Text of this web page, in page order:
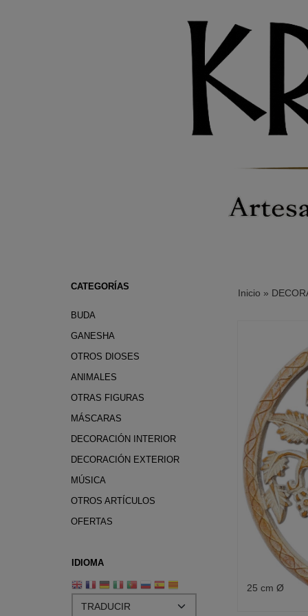
CATEGORÍAS
BUDA
GANESHA
OTROS DIOSES
ANIMALES
OTRAS FIGURAS
MÁSCARAS
DECORACIÓN INTERIOR
DECORACIÓN EXTERIOR
MÚSICA
OTROS ARTÍCULOS
OFERTAS
IDIOMA
Inicio »
25 cm Ø